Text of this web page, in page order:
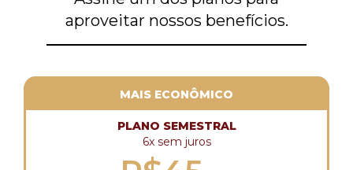
aproveitar nossos benefícios.
MAIS ECONÔMICO
PLANO SEMESTRAL
6x sem juros